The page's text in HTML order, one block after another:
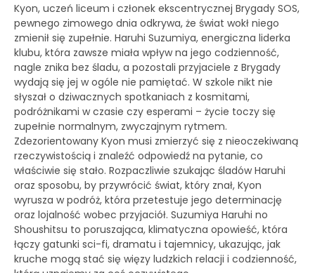
Kyon, uczeń liceum i członek ekscentrycznej Brygady SOS,
pewnego zimowego dnia odkrywa, że świat wokł niego
zmienił się zupełnie. Haruhi Suzumiya, energiczna liderka
klubu, która zawsze miała wpływ na jego codzienność,
nagle znika bez śladu, a pozostali przyjaciele z Brygady
wydają się jej w ogóle nie pamiętać. W szkole nikt nie
słyszał o dziwacznych spotkaniach z kosmitami,
podróżnikami w czasie czy esperami – życie toczy się
zupełnie normalnym, zwyczajnym rytmem.
Zdezorientowany Kyon musi zmierzyć się z nieoczekiwaną
rzeczywistością i znaleźć odpowiedź na pytanie, co
właściwie się stało. Rozpaczliwie szukając śladów Haruhi
oraz sposobu, by przywrócić świat, który znał, Kyon
wyrusza w podróż, która przetestuje jego determinację
oraz lojalność wobec przyjaciół. Suzumiya Haruhi no
Shoushitsu to poruszająca, klimatyczna opowieść, która
łączy gatunki sci-fi, dramatu i tajemnicy, ukazując, jak
kruche mogą stać się więzy ludzkich relacji i codzienność,